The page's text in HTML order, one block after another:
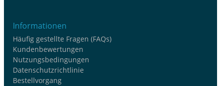
Informationen
Häufig gestellte Fragen (FAQs)
Kundenbewertungen
Nutzungsbedingungen
Datenschutzrichtlinie
Bestellvorgang